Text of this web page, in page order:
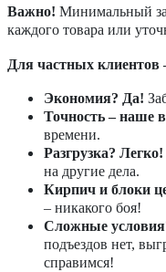
Важно! Минимальный
каждого товара или
Для частных клиентов
Экономия? Да!
Точность – наше
времени.
Разгрузка? Легко!
на другие дела.
Кирпич и блоки
– никакого боя!
Сложные
подъездов нет,
справимся!